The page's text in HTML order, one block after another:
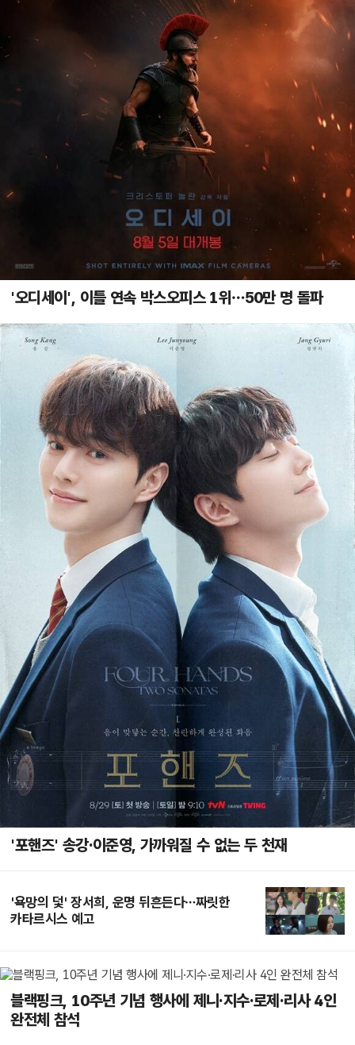
'오디세이', 이틀 연속 박스오피스 1위…50만 명 돌파
'포핸즈' 송강·이준영, 가까워질 수 없는 두 천재
'욕망의 덫' 장서희, 운명 뒤흔든다…짜릿한
카타르시스 예고
블랙핑크, 10주년 기념 행사에 제니·지수·로제·리사 4인
완전체 참석